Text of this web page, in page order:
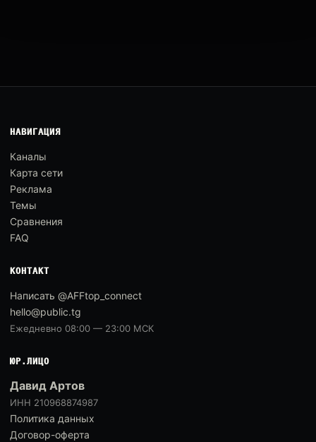
НАВИГАЦИЯ
Каналы
Карта сети
Реклама
Темы
Сравнения
FAQ
КОНТАКТ
Написать @AFFtop_connect
hello@public.tg
Ежедневно 08:00 — 23:00 МСК
ЮР.ЛИЦО
Давид Артов
ИНН 210968874987
Политика данных
Договор-оферта